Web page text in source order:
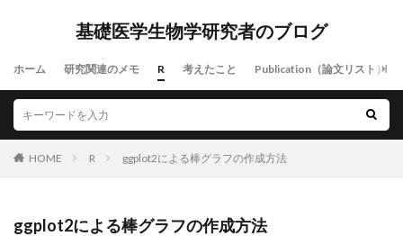
基礎医学生物学研究者のブログ
ホーム 研究関連のメモ R 考えたこと Publication（論文リスト）
HOME R ggplot2による棒グラフの作成方法
ggplot2による棒グラフの作成方法